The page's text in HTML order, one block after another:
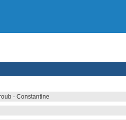
- Constantine